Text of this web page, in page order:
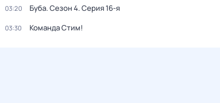
03:20 Буба. Сезон 4. Серия 16-я
03:30 Команда Стим!